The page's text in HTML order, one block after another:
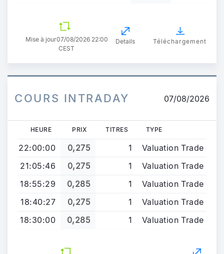
Mise à jour07/08/2026 22:00
CEST
Details Téléchargement
COURS INTRADAY 07/08/2026
HEURE PRIX TITRES TYPE
22:00:00 0,275 1
Valuation Trade
21:05:46
0,275 1
Valuation Trade
18:55:29
0,285 1
Valuation Trade
18:40:27
0,275 1
Valuation Trade
18:30:00
0,285 1 Valuation Trade